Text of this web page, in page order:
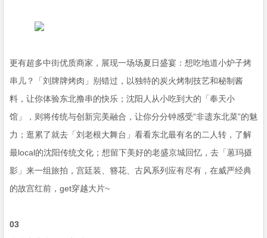
更有超多中街优质商家，展现一场场夏日盛宴：想吃地道小炉子烤
串儿？「刘牌牌烤肉」别错过，以独特的炭火烤制技艺和秘制酱
料，让你体验东北撸串的快乐；沈阳人从小吃到大的「奉天小
馆」，则将传统与创新完美融合，让你分分钟感受“非遗东北菜”的魅
力；逛累了就去「刘老根大舞台」看看东北最有名的二人转，了解
最local的沈阳传统文化；想留下美好的老盛京城回忆，去「蒽玛摄
影」来一组旅拍，宫廷装、簪花、古风系列应有尽有，在威严经典
的故宫红前，get穿越大片~
03